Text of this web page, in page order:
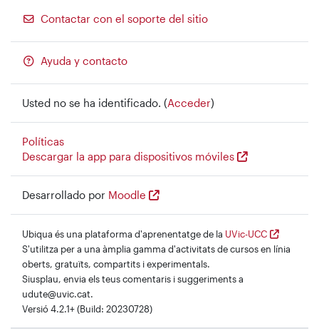
Contactar con el soporte del sitio
Ayuda y contacto
Usted no se ha identificado. (Acceder)
Políticas
Descargar la app para dispositivos móviles
Desarrollado por Moodle
Ubiqua és una plataforma d'aprenentatge de la UVic-UCC
S'utilitza per a una àmplia gamma d'activitats de cursos en línia
oberts, gratuïts, compartits i experimentals.
Siusplau, envia els teus comentaris i suggeriments a
udute@uvic.cat.
Versió 4.2.1+ (Build: 20230728)